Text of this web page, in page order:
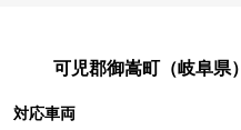
加茂郡八百津町
郡上市
可児郡御嵩町（岐阜県）
対応車両